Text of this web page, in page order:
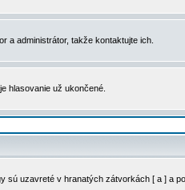
a administrátor, takže kontaktujte ich.
hlasovanie už ukončené.
sú uzavreté v hranatých zátvorkách [ a ] a